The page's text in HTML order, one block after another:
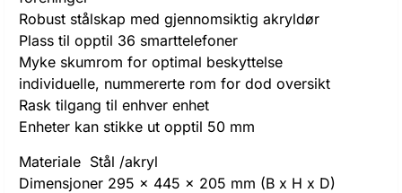
Robust stålskap med gjennomsiktig akryldør
Plass til opptil 36 smarttelefoner
Myke skumrom for optimal beskyttelse
individuelle, nummererte rom for dod oversikt
Rask tilgang til enhver enhet
Enheter kan stikke ut opptil 50 mm
Materiale Stål /akryl
Dimensjoner 295 x 445 x 205 mm (B x H x D)